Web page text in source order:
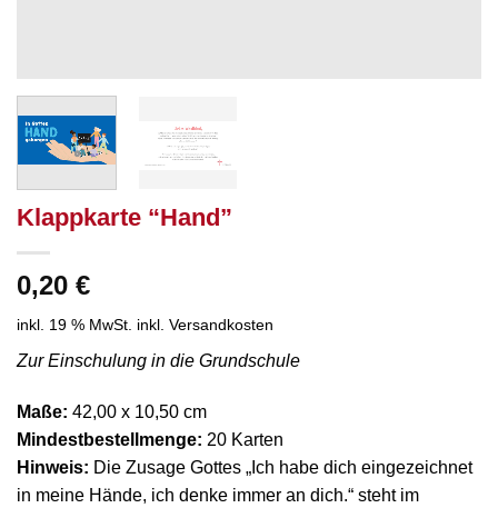
Klappkarte “Hand”
0,20 €
inkl. 19 % MwSt. inkl. Versandkosten
Zur Einschulung in die Grundschule
Maße: 42,00 x 10,50 cm
Mindestbestellmenge: 20 Karten
Hinweis: Die Zusage Gottes „Ich habe dich eingezeichnet
in meine Hände, ich denke immer an dich.“ steht im